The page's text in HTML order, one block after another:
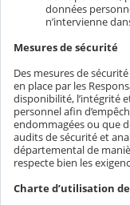
données
n’intervienne
Mesures de sécurité
Des mesures de
en place par les
disponibilité, l’intégrité
personnel afin
endommagées ou que
audits de sécurité et
départemental de
respecte bien les
Charte d’utilisation de